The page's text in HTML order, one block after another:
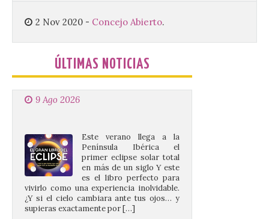
2 Nov 2020 - Concejo Abierto.
ÚLTIMAS NOTICIAS
El gran libro del eclipse
9 Ago 2026
en más de un siglo Y este
es el libro perfecto para
vivirlo como una experiencia inolvidable.
¿Y si el cielo cambiara ante tus ojos… y
supieras exactamente por […]